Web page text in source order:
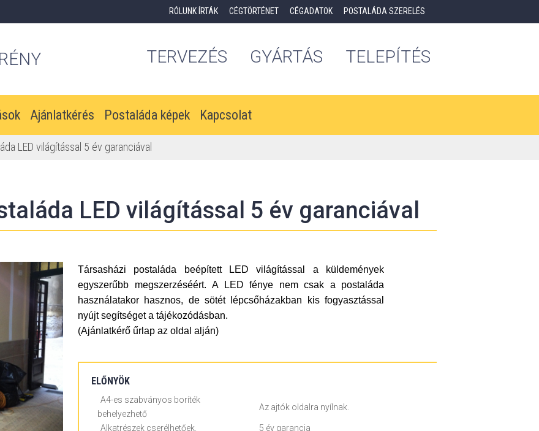
RÓLUNK ÍRTÁK CÉGTÖRTÉNET CÉGADATOK POSTALÁDA SZERELÉS
TERVEZÉS GYÁRTÁS TELEPÍTÉS
Ajánlatkérés Postaláda képek Kapcsolat
LED világítással 5 év garanciával
LED világítással 5 év garanciával
Társasházi postaláda beépített LED világítással a küldemények
egyszerűbb megszerzéséért. A LED fénye nem csak a postaláda
használatakor hasznos, de sötét lépcsőházakban kis fogyasztással
nyújt segítséget a tájékozódásban.
(Ajánlatkérő űrlap az oldal alján)
ELŐNYÖK
A4-es szabványos boríték
behelyezhető
Az ajtók oldalra nyílnak.
Alkatrészek cserélhetőek.
5 év garancia